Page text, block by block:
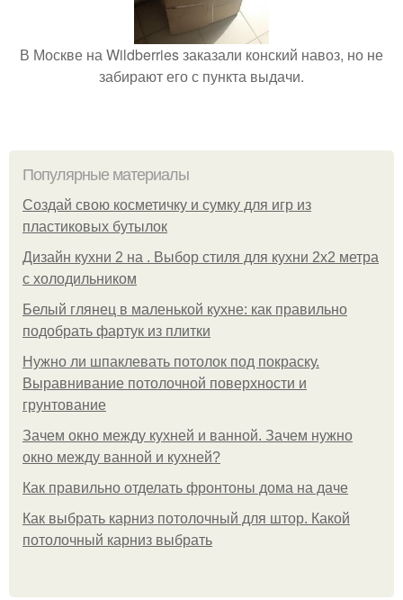
В Москве на Wildberries заказали конский навоз, но не
забирают его с пункта выдачи.
Популярные материалы
Создай свою косметичку и сумку для игр из
пластиковых бутылок
Дизайн кухни 2 на . Выбор стиля для кухни 2х2 метра
с холодильником
Белый глянец в маленькой кухне: как правильно
подобрать фартук из плитки
Нужно ли шпаклевать потолок под покраску.
Выравнивание потолочной поверхности и
грунтование
Зачем окно между кухней и ванной. Зачем нужно
окно между ванной и кухней?
Как правильно отделать фронтоны дома на даче
Как выбрать карниз потолочный для штор. Какой
потолочный карниз выбрать